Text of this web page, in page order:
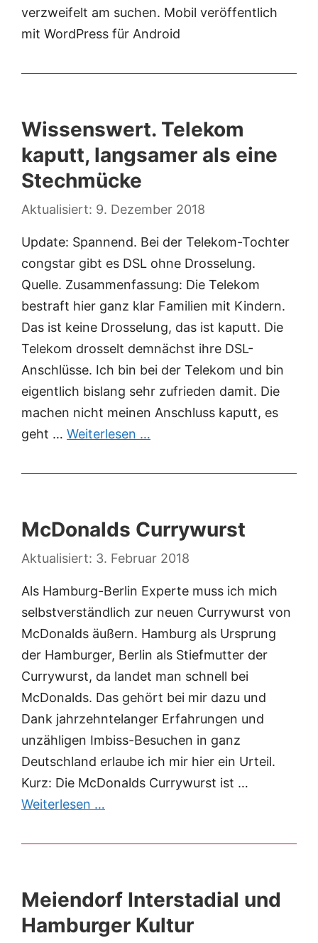
verzweifelt am suchen. Mobil veröffentlich
mit WordPress für Android
Wissenswert. Telekom
kaputt, langsamer als eine
Stechmücke
9. Dezember 2018
Update: Spannend. Bei der Telekom-Tochter
congstar gibt es DSL ohne Drosselung.
Quelle. Zusammenfassung: Die Telekom
bestraft hier ganz klar Familien mit Kindern.
Das ist keine Drosselung, das ist kaputt. Die
Telekom drosselt demnächst ihre DSL-
Anschlüsse. Ich bin bei der Telekom und bin
eigentlich bislang sehr zufrieden damit. Die
machen nicht meinen Anschluss kaputt, es
geht … Weiterlesen …
McDonalds Currywurst
3. Februar 2018
Als Hamburg-Berlin Experte muss ich mich
selbstverständlich zur neuen Currywurst von
McDonalds äußern. Hamburg als Ursprung
der Hamburger, Berlin als Stiefmutter der
Currywurst, da landet man schnell bei
McDonalds. Das gehört bei mir dazu und
Dank jahrzehntelanger Erfahrungen und
unzähligen Imbiss-Besuchen in ganz
Deutschland erlaube ich mir hier ein Urteil.
Kurz: Die McDonalds Currywurst ist …
Weiterlesen …
Meiendorf Interstadial und
Hamburger Kultur